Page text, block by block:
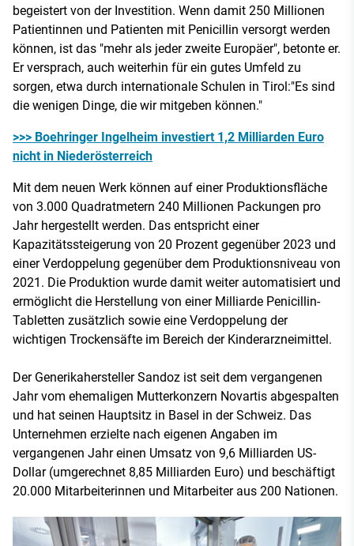
begeistert von der Investition. Wenn damit 250 Millionen
Patientinnen und Patienten mit Penicillin versorgt werden
können, ist das "mehr als jeder zweite Europäer", betonte er.
Er versprach, auch weiterhin für ein gutes Umfeld zu
sorgen, etwa durch internationale Schulen in Tirol:"Es sind
die wenigen Dinge, die wir mitgeben können."
>>> Boehringer Ingelheim investiert 1,2 Milliarden Euro
nicht in Niederösterreich
Mit dem neuen Werk können auf einer Produktionsfläche
von 3.000 Quadratmetern 240 Millionen Packungen pro
Jahr hergestellt werden. Das entspricht einer
Kapazitätssteigerung von 20 Prozent gegenüber 2023 und
einer Verdoppelung gegenüber dem Produktionsniveau von
2021. Die Produktion wurde damit weiter automatisiert und
ermöglicht die Herstellung von einer Milliarde Penicillin-
Tabletten zusätzlich sowie eine Verdoppelung der
wichtigen Trockensäfte im Bereich der Kinderarzneimittel.
Der Generikahersteller Sandoz ist seit dem vergangenen
Jahr vom ehemaligen Mutterkonzern Novartis abgespalten
und hat seinen Hauptsitz in Basel in der Schweiz. Das
Unternehmen erzielte nach eigenen Angaben im
vergangenen Jahr einen Umsatz von 9,6 Milliarden US-
Dollar (umgerechnet 8,85 Milliarden Euro) und beschäftigt
20.000 Mitarbeiterinnen und Mitarbeiter aus 200 Nationen.